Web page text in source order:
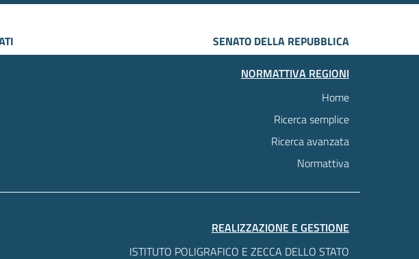
SENATO DELLA REPUBBLICA
NORMATTIVA REGIONI
Home
Ricerca semplice
Ricerca avanzata
Normattiva
REALIZZAZIONE E GESTIONE
ISTITUTO POLIGRAFICO E ZECCA DELLO STATO